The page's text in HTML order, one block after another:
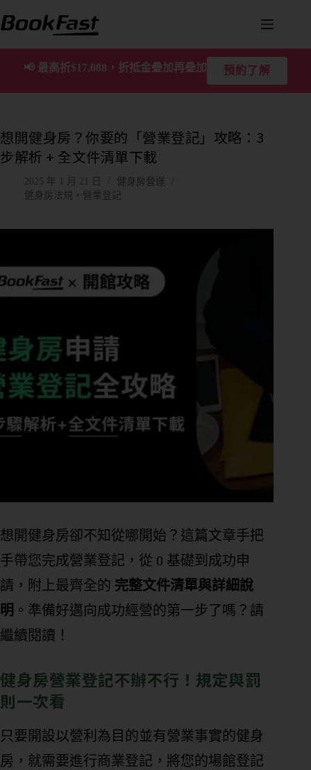
📢 最高折$17,088，折抵金疊加再疊加 預約了解
想開健身房？你要的「營業登記」攻略：3
步解析 + 全文件清單下載
2025 年 1 月 21 日
健身房營運
健身房法規，營業登記
想開健身房卻不知從哪開始？這篇文章手把
手帶您完成營業登記，從 0 基礎到成功申
請，附上最齊全的 完整文件清單與詳細說
明 。準備好邁向成功經營的第一步了嗎？請
繼續閱讀！
健身房營業登記不辦不行！規定與罰
則一次看
只要開設以營利為目的並有營業事實的健身
房，就需要進行商業登記，將您的場館登記